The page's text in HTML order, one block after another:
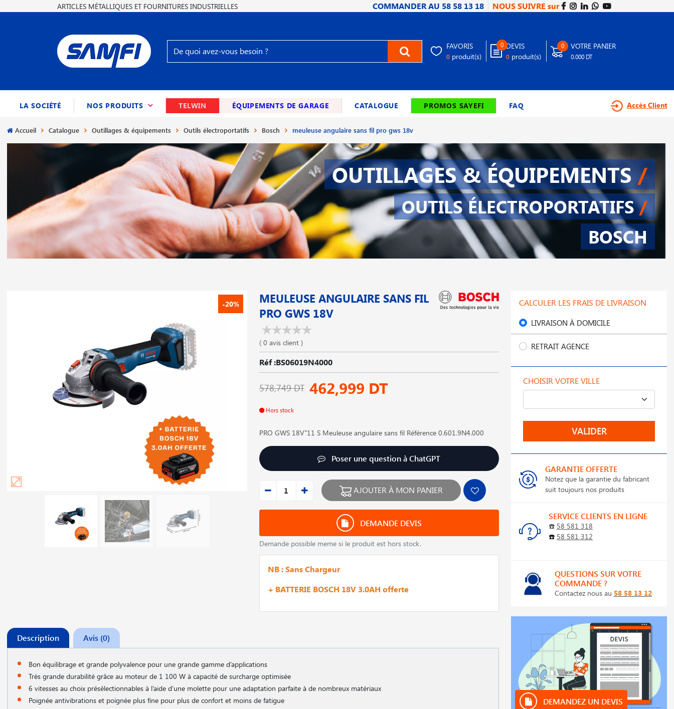
ARTICLES MÉTALLIQUES ET FOURNITURES INDUSTRIELLES COMMANDER AU 58 58 13 18 NOUS SUIVRE sur
FAVORIS
0 produit(s)
0 DEVIS
0 produit(s)
0 VOTRE PANIER
0.000 DT
LA SOCIÉTÉ NOS PRODUITS (CURRENT)TELWIN ÉQUIPEMENTS DE GARAGE CATALOGUE PROMOS SAYEFI FAQ Accès Client
Accueil Catalogue Outillages & équipements Outils électroportatifs Bosch meuleuse angulaire sans fil pro gws 18v
OUTILLAGES & ÉQUIPEMENTS /
OUTILS ÉLECTROPORTATIFS/
BOSCH
-20%
MEULEUSE ANGULAIRE SANS FIL
PRO GWS 18V
( 0 avis client )
Réf :BS06019N4000
578,749 DT 462,999 DT
Hors stock
PRO GWS 18V"11 S Meuleuse angulaire sans fil Référence 0.601.9N4.000
Poser une question à ChatGPT
AJOUTER À MON PANIER
DEMANDE DEVIS
Demande possible meme si le produit est hors stock.
NB : Sans Chargeur
+ BATTERIE BOSCH 18V 3.0AH offerte
Description Avis (0)
Bon équilibrage et grande polyvalence pour une grande gamme d’applications
Très grande durabilité grâce au moteur de 1 100 W à capacité de surcharge optimisée
6 vitesses au choix présélectionnables à l’aide d’une molette pour une adaptation parfaite à de nombreux matériaux
Poignée antivibrations et poignée plus fine pour plus de confort et moins de fatigue
CALCULER LES FRAIS DE LIVRAISON
LIVRAISON À DOMICILE
RETRAIT AGENCE
CHOISIR VOTRE VILLE
VALIDER
GARANTIE OFFERTE
Notez que la garantie du fabricant
suit toujours nos produits
SERVICE CLIENTS EN LIGNE
☎️ 58 581 318
☎️ 58 581 312
QUESTIONS SUR VOTRE
COMMANDE ?
Contactez nous au 58 58 13 12
DEMANDEZ UN DEVIS